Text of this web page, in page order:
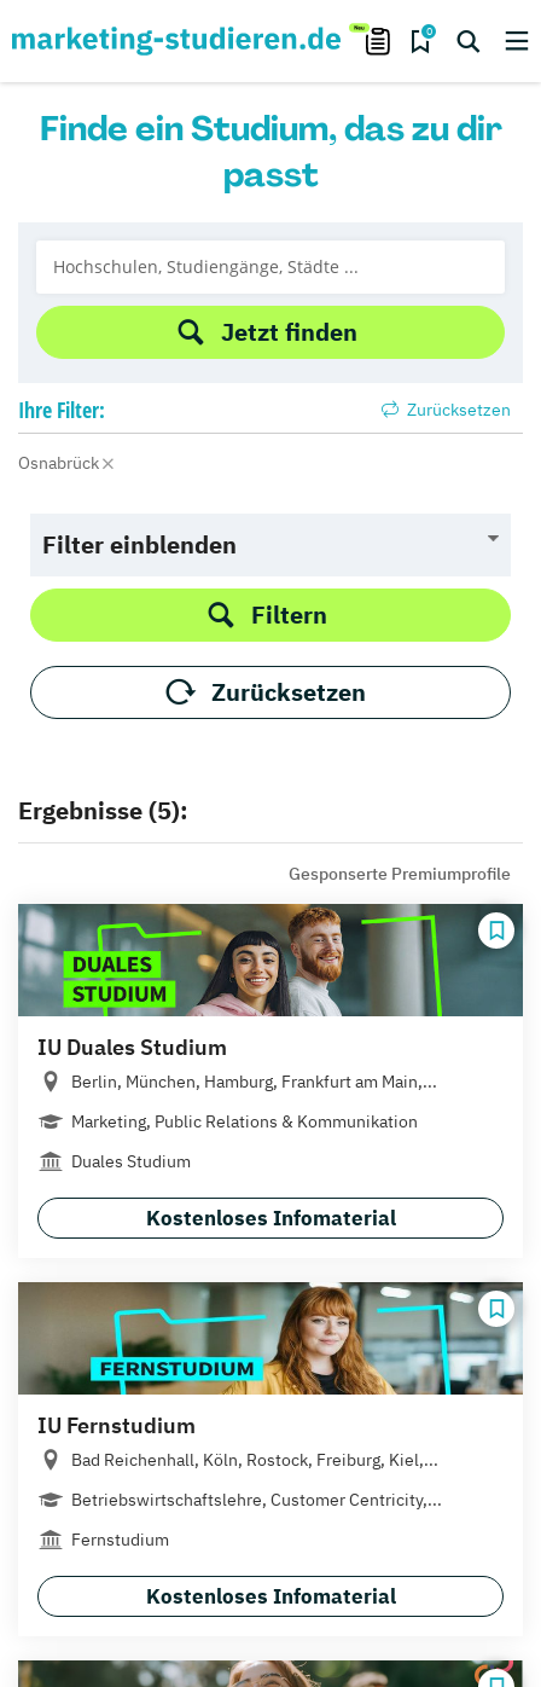
0
Finde ein Studium, das zu dir
passt
Jetzt finden
Ihre Filter: Zurücksetzen
Osnabrück
Filter einblenden
Filtern
Zurücksetzen
Ergebnisse (5):
Gesponserte Premiumprofile
IU Duales Studium
Berlin, München, Hamburg, Frankfurt am Main,...
Marketing, Public Relations & Kommunikation
Duales Studium
Kostenloses Infomaterial
IU Fernstudium
Bad Reichenhall, Köln, Rostock, Freiburg, Kiel,...
Betriebswirtschaftslehre, Customer Centricity,...
Fernstudium
Kostenloses Infomaterial